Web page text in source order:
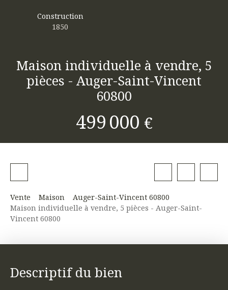
Construction
1850
Maison individuelle à vendre, 5
pièces - Auger-Saint-Vincent
60800
499 000 €
Vente Maison
Auger-Saint-Vincent 60800
Maison individuelle à vendre, 5 pièces - Auger-Saint-
Vincent 60800
Descriptif du bien